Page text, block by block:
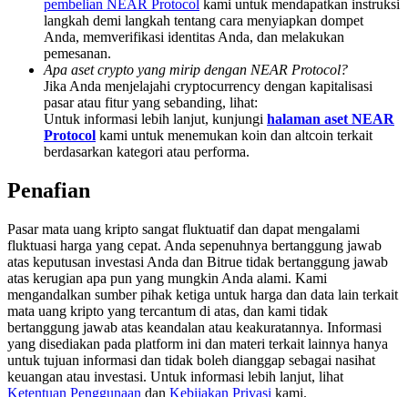
Exclusive for BitMart Users
Register & Trade to Win 500,000 USDT
Precious Metals Trading Carnival
USDT New User Exclusive 10% APR
USDT Flexible Staking | Daily Rewards
pembelian NEAR Protocol kami untuk mendapatkan instruksi
langkah demi langkah tentang cara menyiapkan dompet
Anda, memverifikasi identitas Anda, dan melakukan
pemesanan.
Apa aset crypto yang mirip dengan NEAR Protocol?
Jika Anda menjelajahi cryptocurrency dengan kapitalisasi
pasar atau fitur yang sebanding, lihat:
Untuk informasi lebih lanjut, kunjungi halaman aset NEAR
Protocol kami untuk menemukan koin dan altcoin terkait
berdasarkan kategori atau performa.
Penafian
Pasar mata uang kripto sangat fluktuatif dan dapat mengalami
fluktuasi harga yang cepat. Anda sepenuhnya bertanggung jawab
atas keputusan investasi Anda dan Bitrue tidak bertanggung jawab
atas kerugian apa pun yang mungkin Anda alami. Kami
mengandalkan sumber pihak ketiga untuk harga dan data lain terkait
mata uang kripto yang tercantum di atas, dan kami tidak
bertanggung jawab atas keandalan atau keakuratannya. Informasi
yang disediakan pada platform ini dan materi terkait lainnya hanya
untuk tujuan informasi dan tidak boleh dianggap sebagai nasihat
keuangan atau investasi. Untuk informasi lebih lanjut, lihat
Ketentuan Penggunaan dan Kebijakan Privasi kami.